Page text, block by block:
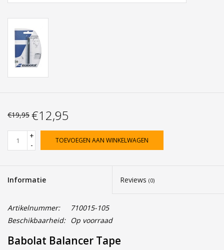
€19,95 €12,95
+
-
TOEVOEGEN AAN WINKELWAGEN
Informatie Reviews (0)
Artikelnummer:
710015-105
Beschikbaarheid: Op voorraad
Babolat Balancer Tape